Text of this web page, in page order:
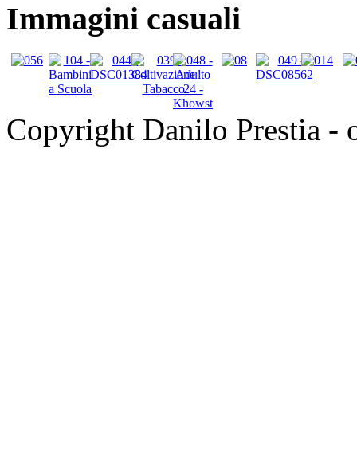
Immagini casuali
Copyright Danilo Prestia -